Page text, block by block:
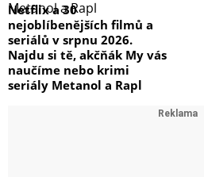
Netflix a 30
nejoblíbenějších filmů a
seriálů v srpnu 2026.
Najdu si tě, akčňák My vás
naučíme nebo krimi
seriály Metanol a Rapl